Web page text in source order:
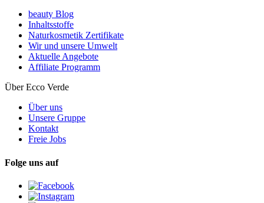
beauty Blog
Inhaltsstoffe
Naturkosmetik Zertifikate
Wir und unsere Umwelt
Aktuelle Angebote
Affiliate Programm
Über Ecco Verde
Über uns
Unsere Gruppe
Kontakt
Freie Jobs
Folge uns auf